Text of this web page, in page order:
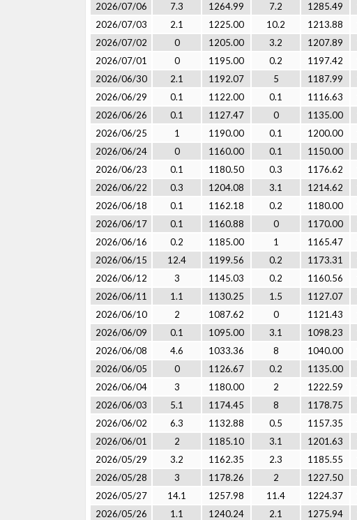
2026/07/06
7.3 1264.99 7.2 1285.49
2026/07/03
2.1 1225.00 10.2 1213.88
2026/07/02
0 1205.00 3.2 1207.89
2026/07/01
0 1195.00 0.2 1197.42
2026/06/30
2.1 1192.07 5 1187.99
2026/06/29
0.1 1122.00 0.1 1116.63
2026/06/26
0.1 1127.47 0 1135.00
2026/06/25
1 1190.00 0.1 1200.00
2026/06/24
0 1160.00 0.1 1150.00
2026/06/23
0.1 1180.50 0.3 1176.62
2026/06/22
0.3 1204.08 3.1 1214.62
2026/06/18
0.1 1162.18 0.2 1180.00
2026/06/17
0.1 1160.88 0 1170.00
2026/06/16
0.2 1185.00 1 1165.47
2026/06/15
12.4 1199.56 0.2 1173.31
2026/06/12
3 1145.03 0.2 1160.56
2026/06/11
1.1 1130.25 1.5 1127.07
2026/06/10
2 1087.62 0 1121.43
2026/06/09
0.1 1095.00 3.1 1098.23
2026/06/08
4.6 1033.36 8 1040.00
2026/06/05
0 1126.67 0.2 1135.00
2026/06/04
3 1180.00 2 1222.59
2026/06/03
5.1 1174.45 8 1178.75
2026/06/02
6.3 1132.88 0.5 1157.35
2026/06/01
2 1185.10 3.1 1201.63
2026/05/29
3.2 1162.35 2.3 1185.55
2026/05/28
3 1178.26 2 1227.50
2026/05/27
14.1 1257.98 11.4 1224.37
2026/05/26
1.1 1240.24 2.1 1275.94